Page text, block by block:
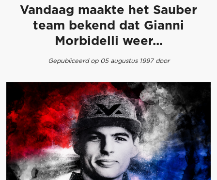
Vandaag maakte het Sauber
team bekend dat Gianni
Morbidelli weer...
Gepubliceerd op 05 augustus 1997 door